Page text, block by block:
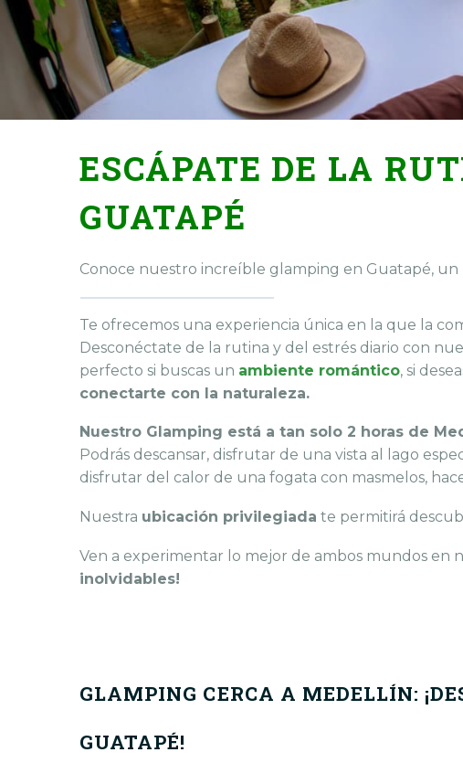
ESCÁPATE DE LA
GUATAPÉ
Conoce nuestro increíble glamping en Guatapé,
Te ofrecemos una experiencia única en la que la
Desconéctate de la rutina y del estrés diario con
perfecto si buscas un ambiente romántico, si
conectarte con la naturaleza.
Nuestro Glamping está a tan solo 2 horas de
Podrás descansar, disfrutar de una vista al lago
disfrutar del calor de una fogata con masmelos,
Nuestra ubicación privilegiada te permitirá
Ven a experimentar lo mejor de ambos mundos en
inolvidables!
GLAMPING CERCA A MEDELLÍN:
GUATAPÉ!